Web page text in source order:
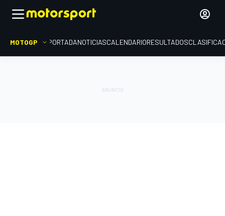
MOTOGP PORTADANOTICIASCALENDARIORESULTADOS